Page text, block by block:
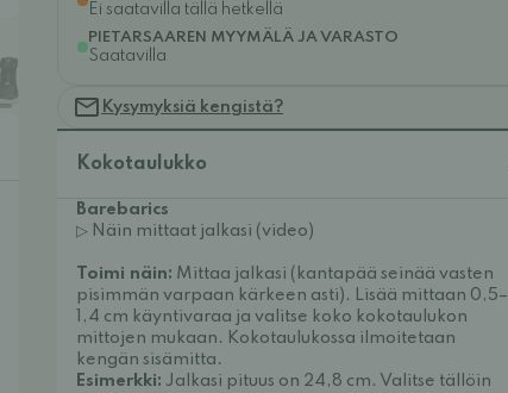
Ei saatavilla tällä hetkellä
PIETARSAAREN MYYMÄLÄ JA VARASTO
Saatavilla
Kysymyksiä kengistä?
Kokotaulukko
Barebarics
▷ Näin mittaat jalkasi (video)
Toimi näin: Mittaa jalkasi (kantapää seinää vasten
pisimmän varpaan kärkeen asti). Lisää mittaan 0,5–
1,4 cm käyntivaraa ja valitse koko kokotaulukon
mittojen mukaan. Kokotaulukossa ilmoitetaan
kengän sisämitta.
Esimerkki: Jalkasi pituus on 24,8 cm. Valitse tällöin